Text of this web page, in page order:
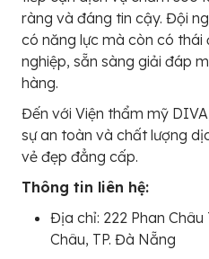
ràng và đáng tin cậy. Đội
có năng lực mà còn có thái
nghiệp, sẵn sàng giải đáp
hàng.
Đến với Viện thẩm mỹ
sự an toàn và chất lượng
vẻ đẹp đẳng cấp.
Thông tin liên hệ:
Địa chỉ: 222 Phan
Châu, TP. Đà Nẵng